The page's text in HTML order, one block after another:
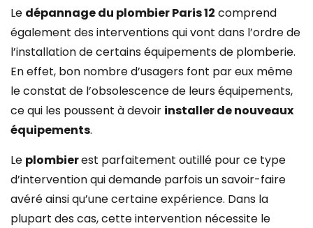
Le dépannage du plombier Paris 12 comprend
également des interventions qui vont dans l’ordre de
l’installation de certains équipements de plomberie.
En effet, bon nombre d’usagers font par eux même
le constat de l’obsolescence de leurs équipements,
ce qui les poussent à devoir installer de nouveaux
équipements.
Le plombierest parfaitement outillé pour ce type
d’intervention qui demande parfois un savoir-faire
avéré ainsi qu’une certaine expérience. Dans la
plupart des cas, cette intervention nécessite le